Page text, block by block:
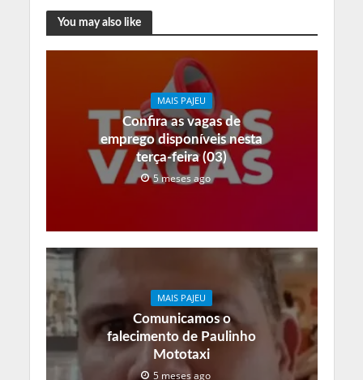
You may also like
MAIS PAJEU
Confira as vagas de
emprego disponíveis nesta
terça-feira (03)
5 meses ago
MAIS PAJEU
Comunicamos o
falecimento de Paulinho
Mototaxi
5 meses ago